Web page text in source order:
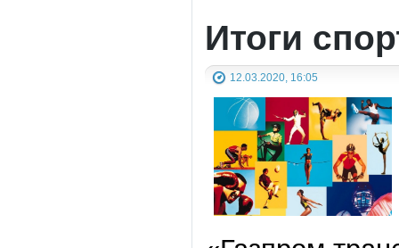
Итоги
12.03.2020, 16:05